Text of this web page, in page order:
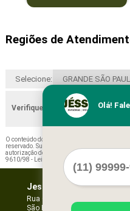
Regiões de
Selecione: GRANDE SÃO
Verifique as regiões que
O conteúdo do texto "
reservado. Sua reprodução, parcial ou total,
autorização do autor. Crime de violação de
9610/98 - Lei de direitos autorais
Jessica Forros e
Rua Oscar Horta, 269 - Mooca
São Paulo - SP - CEP: 03105-110
Olá!